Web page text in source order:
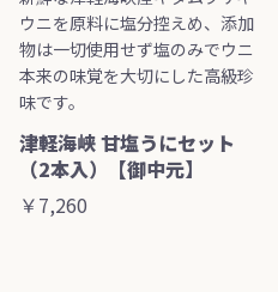
ウニを原料に塩分控えめ、添加
物は一切使用せず塩のみでウニ
本来の味覚を大切にした高級珍
味です。
津軽海峡 甘塩うにセット
（2本入）【御中元】
￥7,260